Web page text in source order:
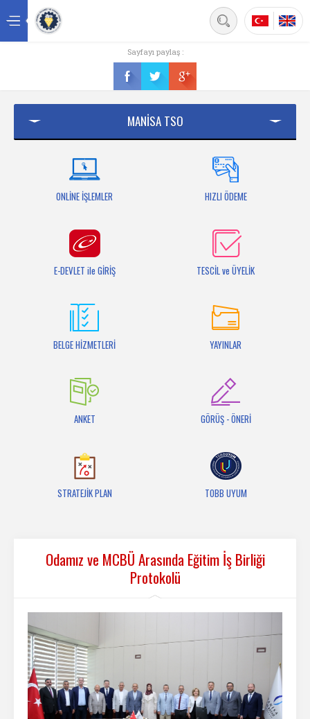
Üyelik
Bilgi Bankası
Sayfayı paylaş :
MANİSA TSO
ONLİNE İŞLEMLER HIZLI ÖDEME
E-DEVLET ile GİRİŞ TESCİL ve ÜYELİK
BELGE HİZMETLERİ YAYINLAR
ANKET GÖRÜŞ - ÖNERİ
STRATEJİK PLAN TOBB UYUM
Odamız ve MCBÜ Arasında Eğitim İş Birliği
Protokolü